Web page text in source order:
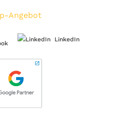
LinkedIn